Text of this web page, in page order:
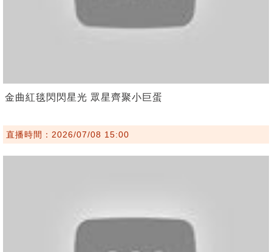
金曲紅毯閃閃星光 眾星齊聚小巨蛋
直播時間：2026/07/08 15:00